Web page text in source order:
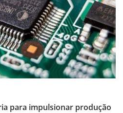
para impulsionar produção